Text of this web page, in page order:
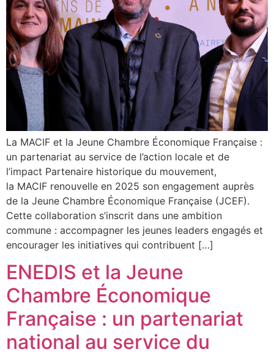
La MACIF et la Jeune Chambre Économique Française :
un partenariat au service de l’action locale et de
l’impact Partenaire historique du mouvement,
la MACIF renouvelle en 2025 son engagement auprès
de la Jeune Chambre Économique Française (JCEF).
Cette collaboration s’inscrit dans une ambition
commune : accompagner les jeunes leaders engagés et
encourager les initiatives qui contribuent […]
ENEDIS et la Jeune
Chambre Économique
Française : un partenariat
national au service du